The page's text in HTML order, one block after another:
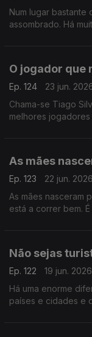
Num lugar bastante
assombrado. Há
O jogador que
Ep. 124
23 jun.
Chama-se Tiago
melhores
As mães
Ep. 123
22 jun. 2026
As mães nasceram
está a correr bem.
Não sejas
Ep. 122
19 jun. 2026
Há uma enorme
países e cidades e